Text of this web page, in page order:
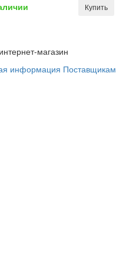
Купить
магазин
информация Поставщикам